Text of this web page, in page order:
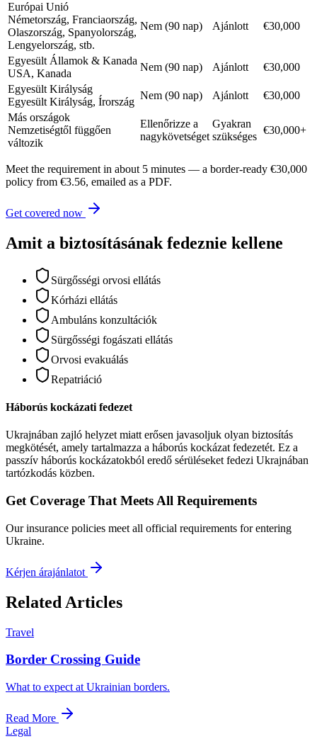
Európai Unió
Németország, Franciaország,
Olaszország, Spanyolország,
Lengyelország, stb.
Nem (90 nap) Ajánlott €30,000
Egyesült Államok & Kanada
USA, Kanada
Nem (90 nap) Ajánlott
€30,000
Egyesült Királyság
Egyesült Királyság, Írország
Nem (90 nap) Ajánlott
€30,000
Más országok
Nemzetiségtől függően
változik
Ellenőrizze a
nagykövetséget
Gyakran
szükséges
€30,000+
Meet the requirement in about 5 minutes — a border-ready €30,000
policy from €3.56, emailed as a PDF.
Get covered now
Amit a biztosításának fedeznie kellene
Sürgősségi orvosi ellátás
Kórházi ellátás
Ambuláns konzultációk
Sürgősségi fogászati ellátás
Orvosi evakuálás
Repatriáció
Háborús kockázati fedezet
Ukrajnában zajló helyzet miatt erősen javasoljuk olyan biztosítás
megkötését, amely tartalmazza a háborús kockázat fedezetét. Ez a
passzív háborús kockázatokból eredő sérüléseket fedezi Ukrajnában
tartózkodás közben.
Get Coverage That Meets All Requirements
Our insurance policies meet all official requirements for entering
Ukraine.
Kérjen árajánlatot
Related Articles
Travel
Border Crossing Guide
What to expect at Ukrainian borders.
Read More
Legal